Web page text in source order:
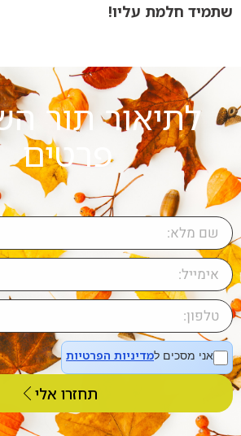
שתמיד חלמת עליו!
לתיאור תור
פרטים
אני מסכים למדיניות הפרטיות
תחזרו אלי